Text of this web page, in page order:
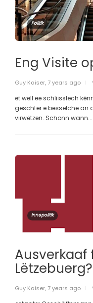
Politik
Eng Visite
Guy Kaiser, 7 years ago
et wëll ee schliisslech
gëschter e bësselche an
virwëtzen. Schonn wann...
Innepolitik
Ausverkaaf
Lëtzebuerg?
Guy Kaiser, 7 years ago